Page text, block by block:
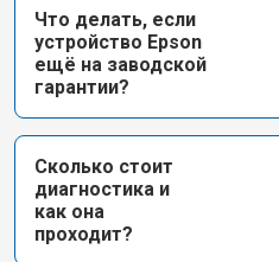
Что делать, если
устройство Epson
ещё на заводской
гарантии?
Сколько стоит
диагностика и
как она
проходит?